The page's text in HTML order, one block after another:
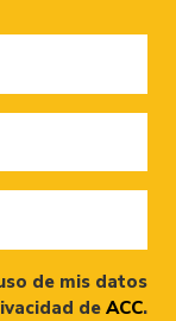
de mis datos
de ACC.